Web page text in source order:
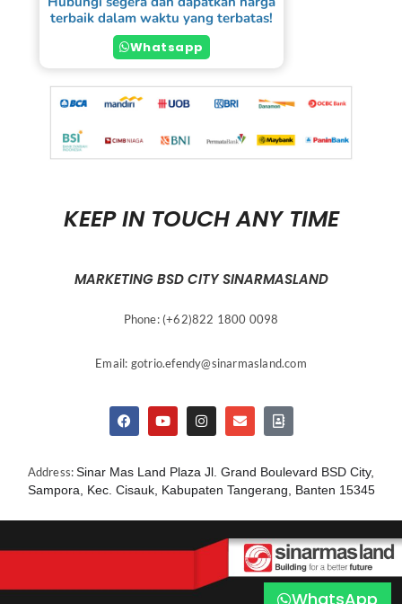
terbaik dalam waktu yang terbatas!
Whatsapp
KEEP IN TOUCH ANY TIME
MARKETING BSD CITY SINARMASLAND
Phone: (+62)822 1800 0098
Email: gotrio.efendy@sinarmasland.com
Address:Sinar Mas Land Plaza Jl. Grand Boulevard BSD City,
Sampora, Kec. Cisauk, Kabupaten Tangerang, Banten 15345
WhatsApp